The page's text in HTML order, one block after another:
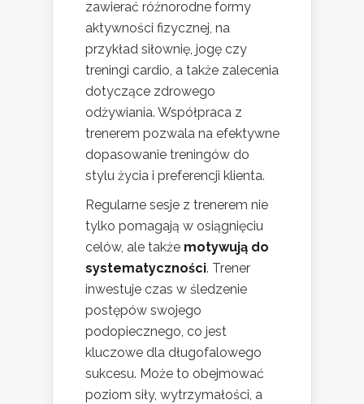
zawierać różnorodne formy
aktywności fizycznej, na
przykład siłownię, jogę czy
treningi cardio, a także zalecenia
dotyczące zdrowego
odżywiania. Współpraca z
trenerem pozwala na efektywne
dopasowanie treningów do
stylu życia i preferencji klienta.
Regularne sesje z trenerem nie
tylko pomagają w osiągnięciu
celów, ale także motywują do
systematyczności. Trener
inwestuje czas w śledzenie
postępów swojego
podopiecznego, co jest
kluczowe dla długofalowego
sukcesu. Może to obejmować
poziom siły, wytrzymałości, a